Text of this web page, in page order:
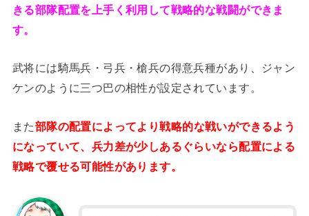
きる部隊配置を上手く利用して戦略的な戦闘ができま
す。
武将には騎馬兵・弓兵・槍兵の得意兵種があり、ジャン
ケンのように三つ巴の相性が設定されています。
また部隊の配置によってより戦略的な戦いができるよう
になっていて、兵力差が少しあるぐらいなら配置による
戦略で覆せる可能性があります。